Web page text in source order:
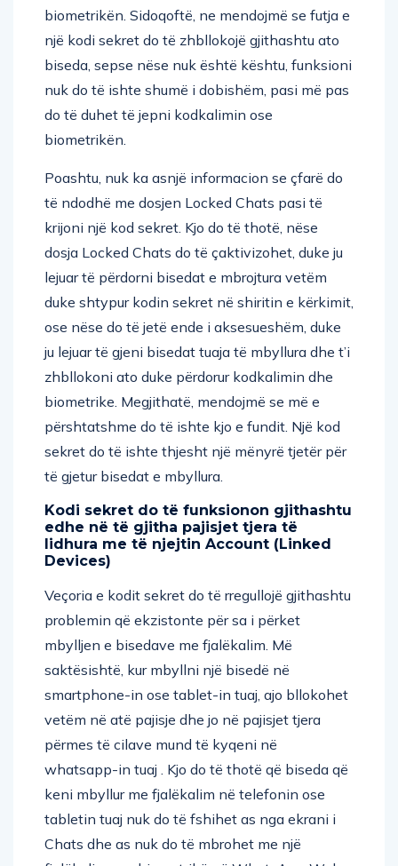
biometrikën. Sidoqoftë, ne mendojmë se futja e
një kodi sekret do të zhbllokojë gjithashtu ato
biseda, sepse nëse nuk është kështu, funksioni
nuk do të ishte shumë i dobishëm, pasi më pas
do të duhet të jepni kodkalimin ose
biometrikën.
Poashtu, nuk ka asnjë informacion se çfarë do
të ndodhë me dosjen Locked Chats pasi të
krijoni një kod sekret. Kjo do të thotë, nëse
dosja Locked Chats do të çaktivizohet, duke ju
lejuar të përdorni bisedat e mbrojtura vetëm
duke shtypur kodin sekret në shiritin e kërkimit,
ose nëse do të jetë ende i aksesueshëm, duke
ju lejuar të gjeni bisedat tuaja të mbyllura dhe t’i
zhbllokoni ato duke përdorur kodkalimin dhe
biometrike. Megjithatë, mendojmë se më e
përshtatshme do të ishte kjo e fundit. Një kod
sekret do të ishte thjesht një mënyrë tjetër për
të gjetur bisedat e mbyllura.
Kodi sekret do të funksionon gjithashtu
edhe në të gjitha pajisjet tjera të
lidhura me të njejtin Account (Linked
Devices)
Veçoria e kodit sekret do të rregullojë gjithashtu
problemin që ekzistonte për sa i përket
mbylljen e bisedave me fjalëkalim. Më
saktësishtë, kur mbyllni një bisedë në
smartphone-in ose tablet-in tuaj, ajo bllokohet
vetëm në atë pajisje dhe jo në pajisjet tjera
përmes të cilave mund të kyqeni në
whatsapp-in tuaj . Kjo do të thotë që biseda që
keni mbyllur me fjalëkalim në telefonin ose
tabletin tuaj nuk do të fshihet as nga ekrani i
Chats dhe as nuk do të mbrohet me një